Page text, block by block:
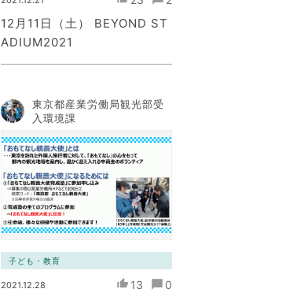
12月11日（土） BEYOND ST
ADIUM2021
東京都産業労働局観光部受
入環境課
子ども・教育
2021.12.28 13 0